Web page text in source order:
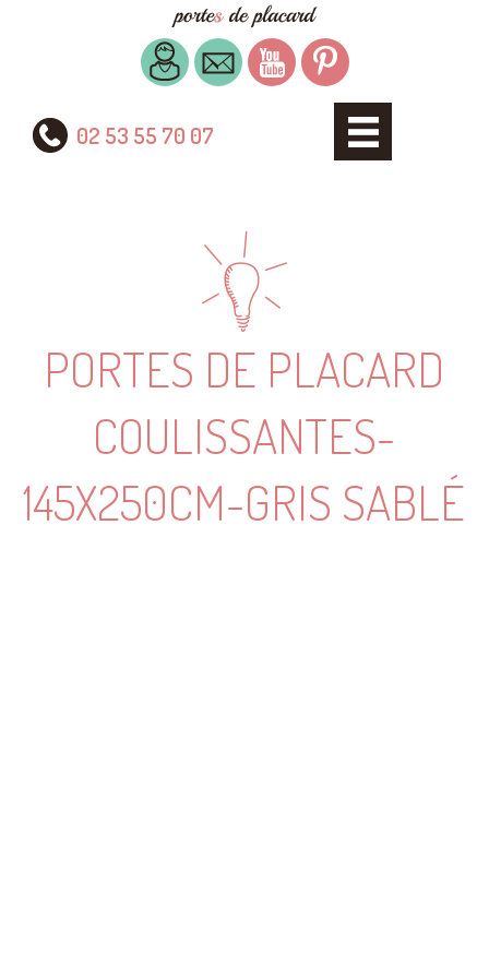
02 53 55 70 07
PORTES DE PLACARD
COULISSANTES-
145X250CM-GRIS SABLÉ